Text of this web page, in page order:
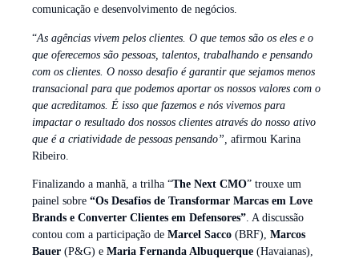
comunicação e desenvolvimento de negócios.
“As agências vivem pelos clientes. O que temos são os eles e o
que oferecemos são pessoas, talentos, trabalhando e pensando
com os clientes. O nosso desafio é garantir que sejamos menos
transacional para que podemos aportar os nossos valores com o
que acreditamos. É isso que fazemos e nós vivemos para
impactar o resultado dos nossos clientes através do nosso ativo
que é a criatividade de pessoas pensando”, afirmou Karina
Ribeiro.
Finalizando a manhã, a trilha “The Next CMO” trouxe um
painel sobre “Os Desafios de Transformar Marcas em Love
Brands e Converter Clientes em Defensores”. A discussão
contou com a participação de Marcel Sacco (BRF), Marcos
Bauer (P&G) e Maria Fernanda Albuquerque (Havaianas),